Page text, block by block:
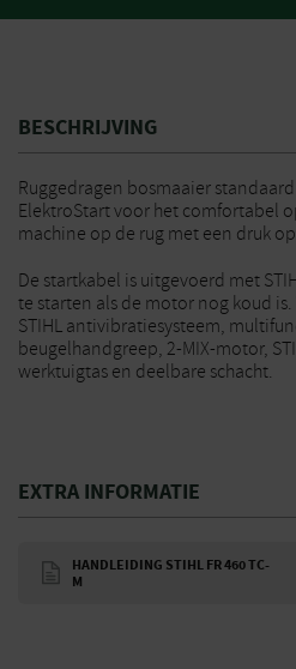
BESCHRIJVING
Ruggedragen bosmaaier
ElektroStart voor het comfortabel
machine op de rug met een druk
De startkabel is uitgevoerd met
te starten als de motor nog koud
STIHL antivibratiesysteem,
beugelhandgreep, 2-MIX-motor,
werktuigtas en deelbare schacht.
EXTRA INFORMATIE
HANDLEIDING STIHL FR 460 TC-
M